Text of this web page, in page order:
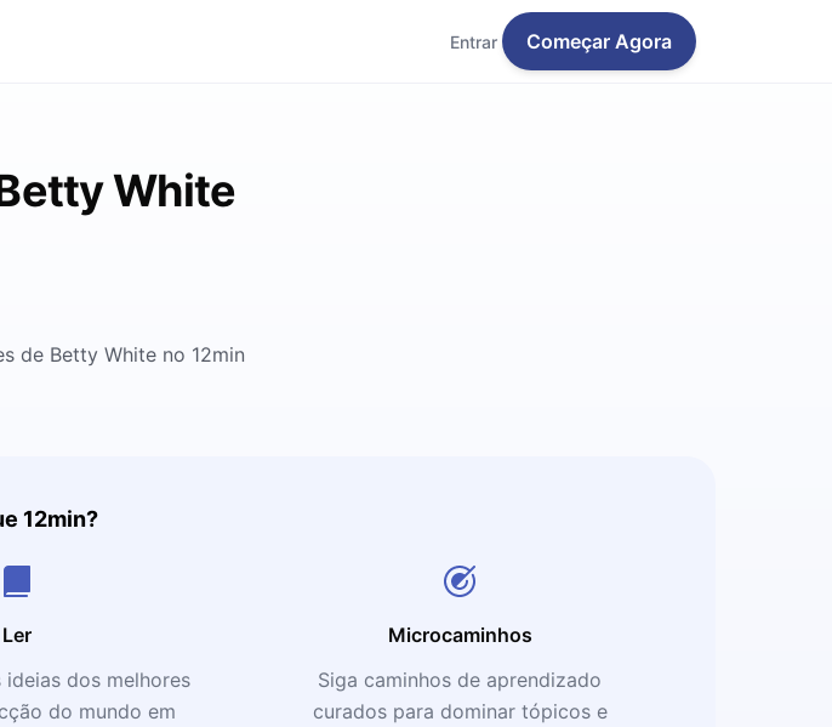
Entrar Começar Agora
White
de Betty White no 12min
12min?
Ler
ideias dos melhores
do mundo em
Microcaminhos
Siga caminhos de aprendizado
curados para dominar tópicos e